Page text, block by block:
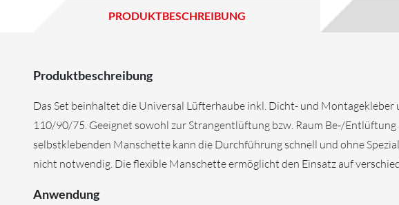
PRODUKTBESCHREIBUNG
Produktbeschreibung
Das Set beinhaltet die Universal Lüfterhaube inkl. Dicht- und
110/90/75. Geeignet sowohl zur Strangentlüftung bzw. Raum Be-/
selbstklebenden Manschette kann die Durchführung schnell und ohne
nicht notwendig. Die flexible Manschette ermöglicht den Einsatz auf
Anwendung